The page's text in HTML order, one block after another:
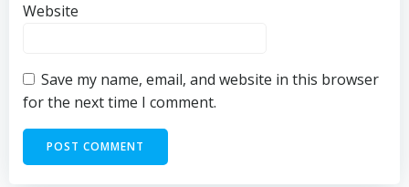
Website
Save my name, email, and website in this browser
for the next time I comment.